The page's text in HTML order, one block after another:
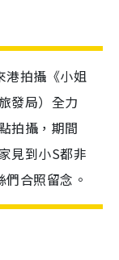
港拍攝《小姐
發局）全力
拍攝，期間
見到小S都非
合照留念。